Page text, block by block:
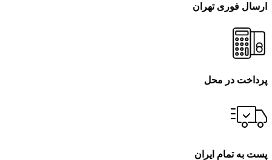
ارسال فوری تهران
پرداخت در محل
پست به تمام ایران